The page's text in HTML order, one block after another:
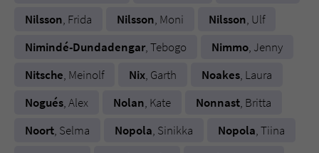
Nilsson, Frida Nilsson, Moni Nilsson, Ulf
Nimindé-Dundadengar, Tebogo Nimmo, Jenny
Nitsche, Meinolf Nix, Garth Noakes, Laura
Nogués, Alex Nolan, Kate Nonnast, Britta
Noort, Selma Nopola, Sinikka Nopola, Tiina